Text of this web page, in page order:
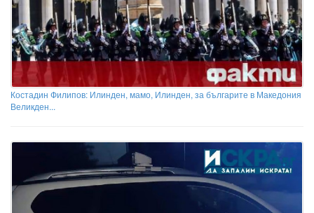
Костадин Филипов: Илинден, мамо, Илинден, за българите в Македония
Великден...